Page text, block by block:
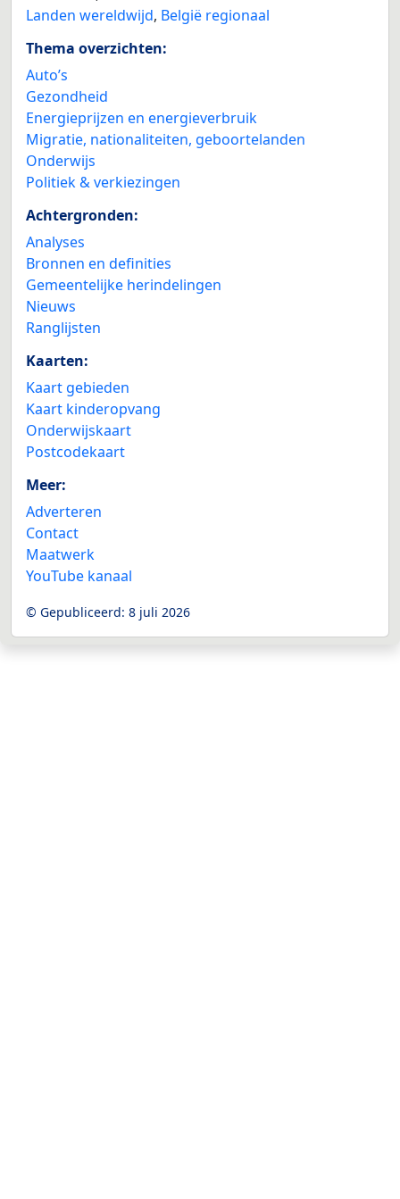
Landen wereldwijd, België regionaal
Thema overzichten:
Auto’s
Gezondheid
Energieprijzen en energieverbruik
Migratie, nationaliteiten, geboortelanden
Onderwijs
Politiek & verkiezingen
Achtergronden:
Analyses
Bronnen en definities
Gemeentelijke herindelingen
Nieuws
Ranglijsten
Kaarten:
Kaart gebieden
Kaart kinderopvang
Onderwijskaart
Postcodekaart
Meer:
Adverteren
Contact
Maatwerk
YouTube kanaal
© Gepubliceerd: 8 juli 2026